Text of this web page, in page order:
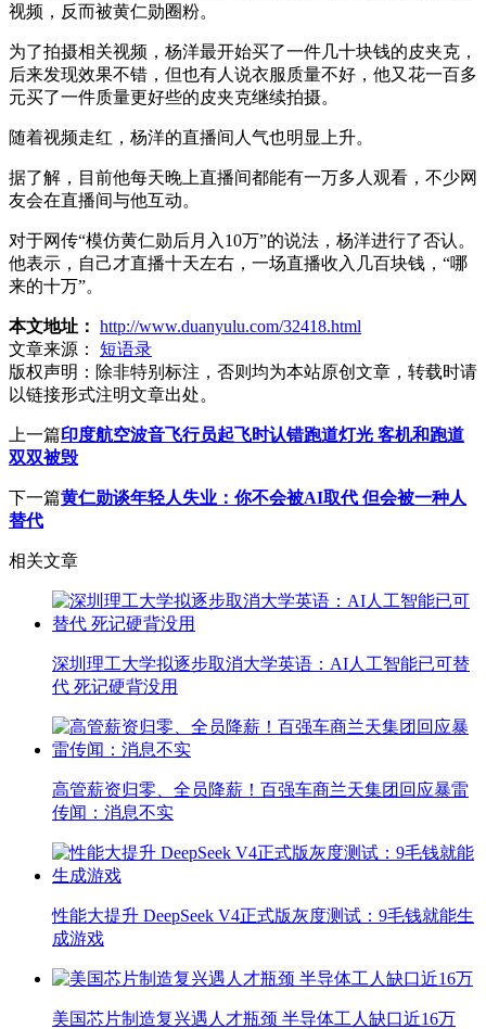
视频，反而被黄仁勋圈粉。
为了拍摄相关视频，杨洋最开始买了一件几十块钱的皮夹克，
后来发现效果不错，但也有人说衣服质量不好，他又花一百多
元买了一件质量更好些的皮夹克继续拍摄。
随着视频走红，杨洋的直播间人气也明显上升。
据了解，目前他每天晚上直播间都能有一万多人观看，不少网
友会在直播间与他互动。
对于网传“模仿黄仁勋后月入10万”的说法，杨洋进行了否认。
他表示，自己才直播十天左右，一场直播收入几百块钱，“哪
来的十万”。
本文地址： http://www.duanyulu.com/32418.html
文章来源：
短语录
版权声明： 除非特别标注，否则均为本站原创文章，转载时请
以链接形式注明文章出处。
上一篇印度航空波音飞行员起飞时认错跑道灯光 客机和跑道
双双被毁
下一篇黄仁勋谈年轻人失业：你不会被AI取代 但会被一种人
替代
相关文章
深圳理工大学拟逐步取消大学英语：AI人工智能已可替
代 死记硬背没用
高管薪资归零、全员降薪！百强车商兰天集团回应暴雷
传闻：消息不实
性能大提升 DeepSeek V4正式版灰度测试：9毛钱就能生
成游戏
美国芯片制造复兴遇人才瓶颈 半导体工人缺口近16万